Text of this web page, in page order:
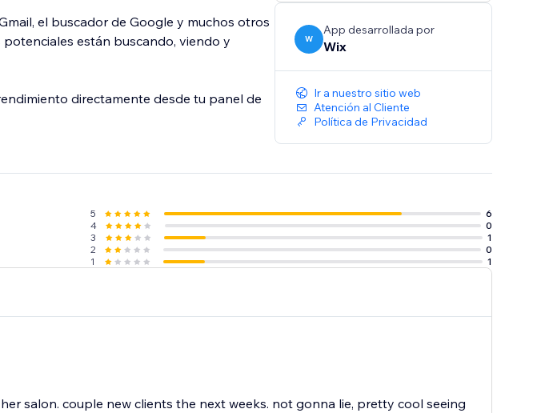
el buscador de Google y muchos otros
están buscando, viendo y
directamente desde tu panel de
W
App desarrollada por
Wix
Ir a nuestro sitio web
Atención al Cliente
Política de Privacidad
5
6
4
0
3
1
2
0
1
1
salon. couple new clients the next weeks. not gonna lie, pretty cool seeing